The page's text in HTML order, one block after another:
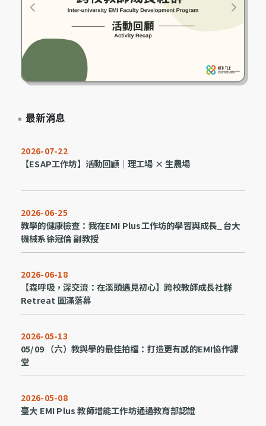
最新消息
2026-07-22
【ESAP工作坊】活動回顧｜理工場 × 生農場
2026-06-25
教學的健康檢查：我在EMI Plus工作坊的學習與成長_台大
機械系徐冠倫 副教授
2026-06-18
【森呼吸，深交流：在溪頭遇見初心】跨校教師成長社群
Retreat 圓滿落幕
2026-05-13
05/09 （六）教與學的最佳拍檔：打造更有感的EMI協作課
堂
2026-05-08
臺大 EMI Plus 教師增能工作坊通過教育部認證